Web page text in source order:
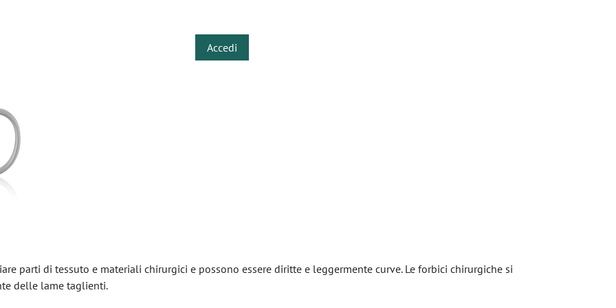
Accedi
parti di tessuto e materiali chirurgici e possono essere diritte e leggermente curve. Le forbici chirurgiche si
delle lame taglienti.